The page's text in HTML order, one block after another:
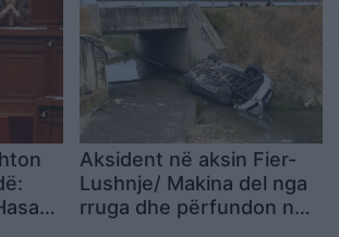
Aksident në aksin Fier-
Lushnje/ Makina del nga
rruga dhe përfundon në